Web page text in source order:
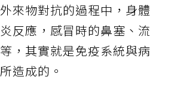
來物對抗的過程中，身體
反應，感冒時的鼻塞、流
，其實就是免疫系統與病
造成的。